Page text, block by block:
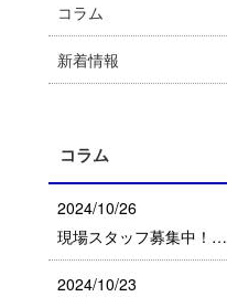
コラム
新着情報
コラム
2024/10/26
現場スタッフ募集中！…
2024/10/23